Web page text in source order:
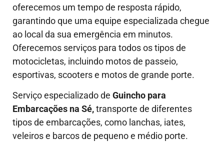
oferecemos um tempo de resposta rápido,
garantindo que uma equipe especializada chegue
ao local da sua emergência em minutos.
Oferecemos serviços para todos os tipos de
motocicletas, incluindo motos de passeio,
esportivas, scooters e motos de grande porte.
Serviço especializado de Guincho para
Embarcações na Sé,transporte de diferentes
tipos de embarcações, como lanchas, iates,
veleiros e barcos de pequeno e médio porte.